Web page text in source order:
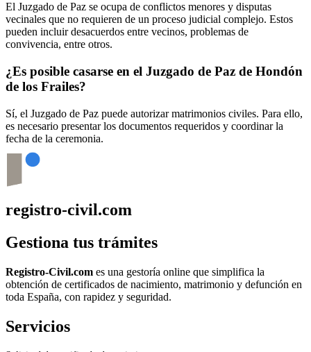
El Juzgado de Paz se ocupa de conflictos menores y disputas
vecinales que no requieren de un proceso judicial complejo. Estos
pueden incluir desacuerdos entre vecinos, problemas de
convivencia, entre otros.
¿Es posible casarse en el Juzgado de Paz de Hondón
de los Frailes?
Sí, el Juzgado de Paz puede autorizar matrimonios civiles. Para ello,
es necesario presentar los documentos requeridos y coordinar la
fecha de la ceremonia.
registro-civil.com
Gestiona tus trámites
Registro-Civil.com es una gestoría online que simplifica la
obtención de certificados de nacimiento, matrimonio y defunción en
toda España, con rapidez y seguridad.
Servicios